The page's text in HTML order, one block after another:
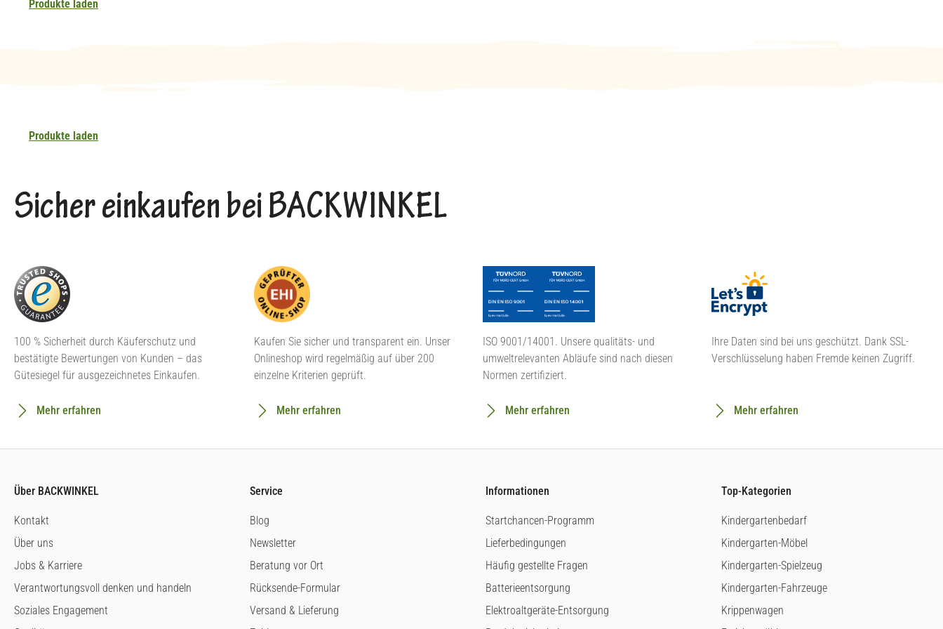
Produkte laden
Produkte laden
Sicher einkaufen bei BACKWINKEL
100 % Sicherheit durch Käuferschutz und
bestätigte Bewertungen von Kunden – das
Gütesiegel für ausgezeichnetes Einkaufen.
Mehr erfahren
Kaufen Sie sicher und transparent ein. Unser
Onlineshop wird regelmäßig auf über 200
einzelne Kriterien geprüft.
Mehr erfahren
ISO 9001/14001. Unsere qualitäts- und
umweltrelevanten Abläufe sind nach diesen
Normen zertifiziert.
Mehr erfahren
Ihre Daten sind bei uns geschützt. Dank SSL-
Verschlüsselung haben Fremde keinen Zugriff.
Mehr erfahren
Über BACKWINKEL
Kontakt
Über uns
Jobs & Karriere
Verantwortungsvoll denken und handeln
Soziales Engagement
Service
Blog
Newsletter
Beratung vor Ort
Rücksende-Formular
Versand & Lieferung
Informationen
Startchancen-Programm
Lieferbedingungen
Häufig gestellte Fragen
Batterieentsorgung
Elektroaltgeräte-Entsorgung
Top-Kategorien
Kindergartenbedarf
Kindergarten-Möbel
Kindergarten-Spielzeug
Kindergarten-Fahrzeuge
Krippenwagen